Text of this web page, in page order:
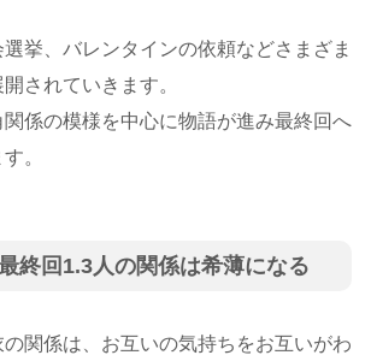
挙、バレンタインの依頼などさまざま
されていきます。
係の模様を中心に物語が進み最終回へ
。
終回1.3人の関係は希薄になる
の関係は、お互いの気持ちをお互いがわ